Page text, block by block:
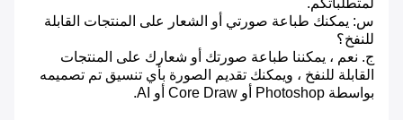
لمتطلباتكم.
س: يمكنك طباعة صورتي أو الشعار على المنتجات القابلة
للنفخ؟
ج. نعم ، يمكننا طباعة صورتك أو شعارك على المنتجات
القابلة للنفخ ، ويمكنك تقديم الصورة بأي تنسيق تم تصميمه
بواسطة Photoshop أو Core Draw أو AI.